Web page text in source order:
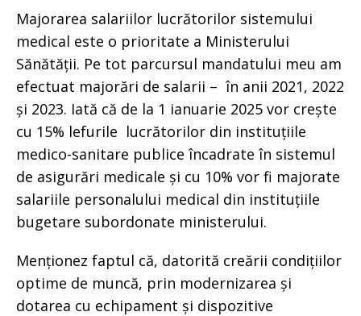
Majorarea salariilor lucrătorilor sistemului
medical este o prioritate a Ministerului
Sănătății. Pe tot parcursul mandatului meu am
efectuat majorări de salarii – în anii 2021, 2022
și 2023. Iată că de la 1 ianuarie 2025 vor crește
cu 15% lefurile lucrătorilor din instituțiile
medico-sanitare publice încadrate în sistemul
de asigurări medicale și cu 10% vor fi majorate
salariile personalului medical din instituțiile
bugetare subordonate ministerului.
Menționez faptul că, datorită creării condițiilor
optime de muncă, prin modernizarea și
dotarea cu echipament și dispozitive